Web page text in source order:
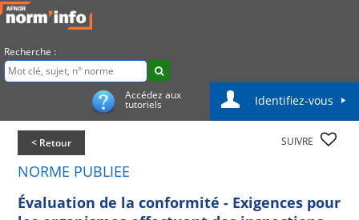
Recherche :
Accédez aux
tutoriels Identifiez-vous
< Retour SUIVRE
NORME PUBLIEE
Évaluation de la conformité - Exigences pour